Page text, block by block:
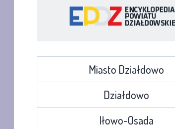
Miasto Działdowo
Działdowo
Iłowo-Osada